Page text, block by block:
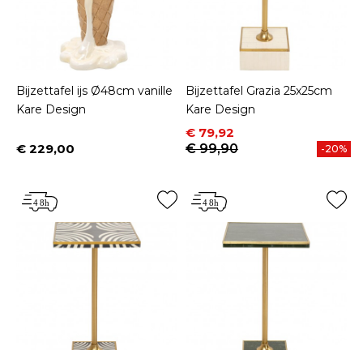
Bijzettafel ijs Ø48cm vanille
Kare Design
Prijs
€ 229,00
Bijzettafel Grazia 25x25cm
Kare Design
Prijs
€ 79,92
Normale prijs
€ 99,90
-20%